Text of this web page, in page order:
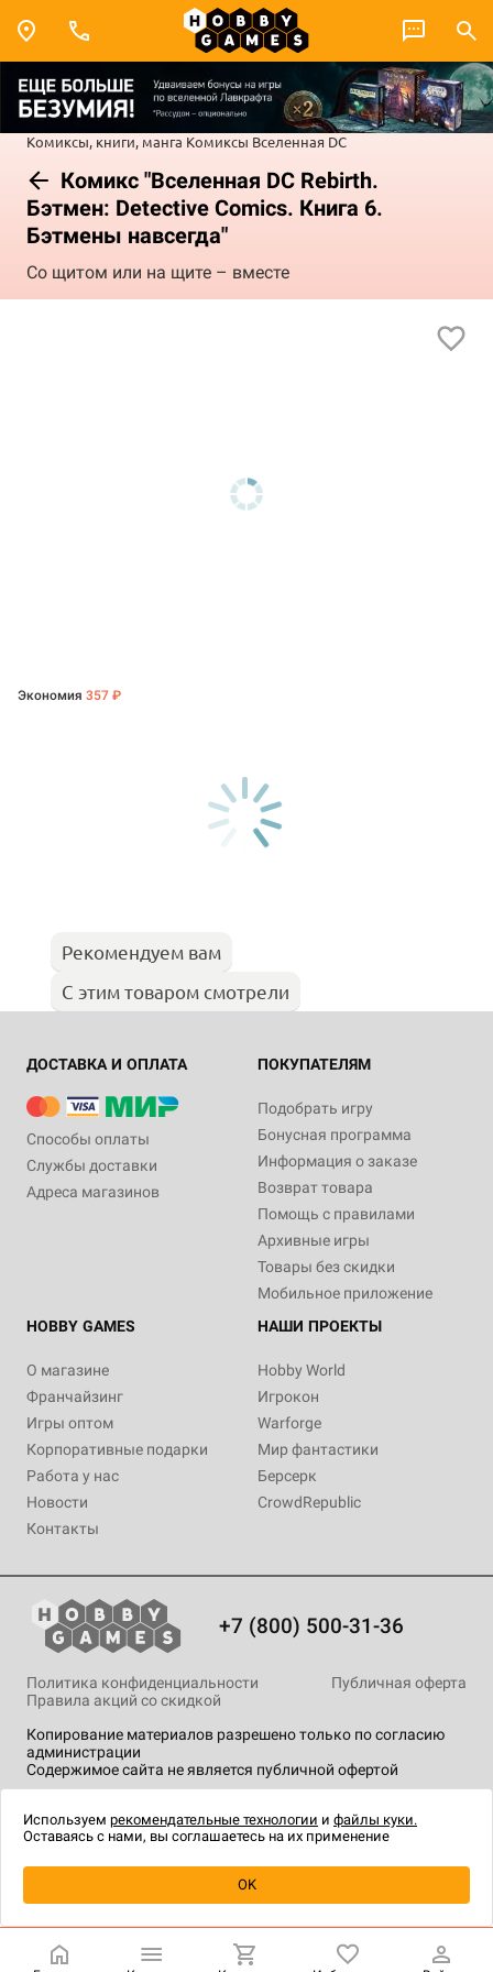
Комиксы, книги, манга Комиксы Вселенная DC
Комикс "Вселенная DC Rebirth.
Бэтмен: Detective Comics. Книга 6.
Бэтмены навсегда"
Со щитом или на щите – вместе
Уведомить о наличии
Экономия 357 ₽
Рекомендуем вам
С этим товаром смотрели
ДОСТАВКА И ОПЛАТА
Способы оплаты
Службы доставки
Адреса магазинов
ПОКУПАТЕЛЯМ
Подобрать игру
Бонусная программа
Информация о заказе
Возврат товара
Помощь с правилами
Архивные игры
Товары без скидки
Мобильное приложение
HOBBY GAMES
О магазине
Франчайзинг
Игры оптом
Корпоративные подарки
Работа у нас
Новости
Контакты
НАШИ ПРОЕКТЫ
Hobby World
Игрокон
Warforge
Мир фантастики
Берсерк
CrowdRepublic
+7 (800) 500-31-36
Копирование материалов разрешено только по согласию
администрации
Содержимое сайта не является публичной офертой
Политика конфиденциальности
Публичная оферта
Правила акций со скидкой
технологии.
Используем рекомендательные технологии и файлы куки.
Оставаясь с нами, вы соглашаетесь на их применение
OK